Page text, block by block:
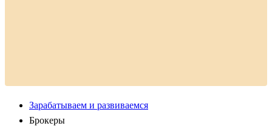
Зарабатываем и развиваемся
Брокеры